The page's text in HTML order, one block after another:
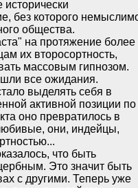
без которого
общества.
на протяжение более
их второсортность,
массовым гипнозом.
все ожидания.
выделять себя в
активной позиции по
оно превратилось в
они, индейцы,
что быть
Это значит быть
с другими. Теперь уже